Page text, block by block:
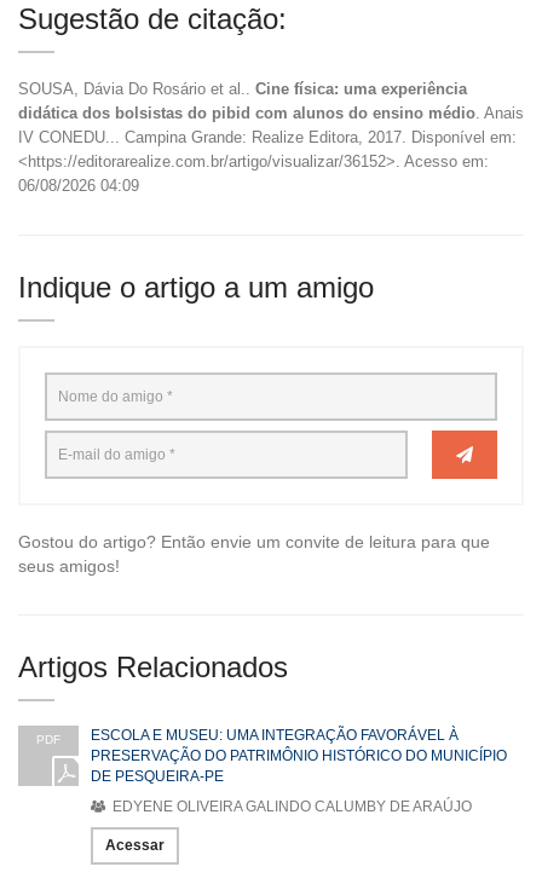
Sugestão de citação:
SOUSA, Dávia Do Rosário et al.. Cine física: uma experiência
didática dos bolsistas do pibid com alunos do ensino médio . Anais
IV CONEDU... Campina Grande: Realize Editora, 2017. Disponível em:
<https://editorarealize.com.br/artigo/visualizar/36152>. Acesso em:
06/08/2026 04:09
Indique o artigo a um amigo
Gostou do artigo? Então envie um convite de leitura para que
seus amigos!
Artigos Relacionados
PDF
ESCOLA E MUSEU: UMA INTEGRAÇÃO FAVORÁVEL À
PRESERVAÇÃO DO PATRIMÔNIO HISTÓRICO DO MUNICÍPIO
DE PESQUEIRA-PE
EDYENE OLIVEIRA GALINDO CALUMBY DE ARAÚJO
Acessar